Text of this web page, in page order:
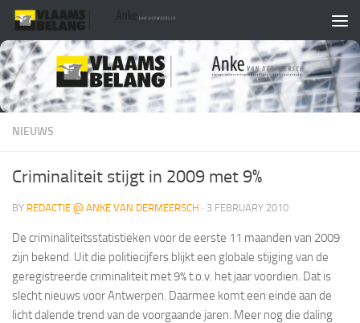
Skip to content
NIEUWS
Criminaliteit stijgt in 2009 met 9%
BY REDACTIE @ ANKE VAN DERMEERSCH · 3 FEBRUARY 2010
De criminaliteitsstatistieken voor de eerste 11 maanden van 2009
zijn bekend. Uit die politiecijfers blijkt een globale stijging van de
geregistreerde criminaliteit met 9% t.o.v. het jaar voordien. Dat is
slecht nieuws voor Antwerpen. Daarmee komt een einde aan de
licht dalende trend van de voorgaande jaren. Meer nog die daling